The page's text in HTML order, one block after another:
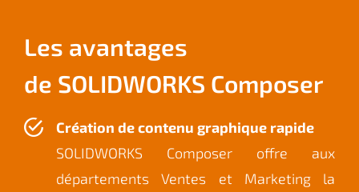
Les avantages
de SOLIDWORKS Composer
Création de contenu graphique rapide
SOLIDWORKS Composer offre aux
départements Ventes et Marketing la